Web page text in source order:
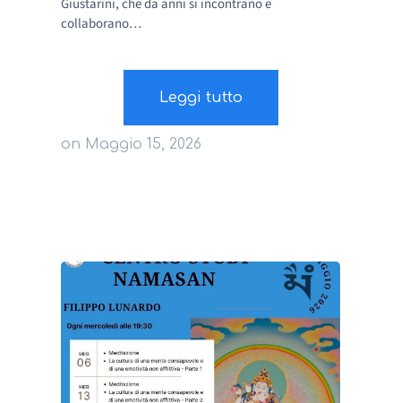
on Maggio 15, 2026
Giustarini, che da anni si incontrano e
collaborano…
Leggi tutto